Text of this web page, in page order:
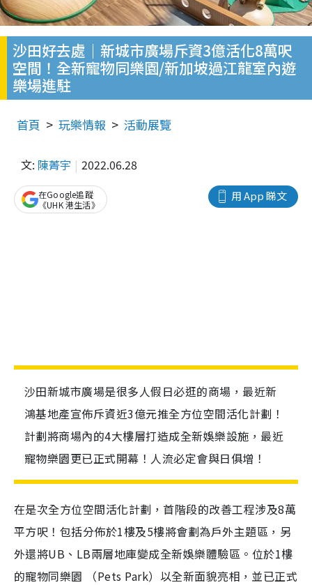
沙田好去處｜新城市廣場斥資3億活化8萬呎
空間！全新寵物同樂園/新加坡過江龍室內遊
樂場進駐
首頁 玩樂情報 活動展覽
文: 陳菁宇 2022.06.28
用 App 睇文
在Google追蹤
《UHK 港生活》
沙田新城市廣場是很多人假日必逛的商場，最近新
鴻基地產宣佈斥資近3億元推全方位空間活化計劃！
計劃將商場內的4大樓層打造成全新娛樂設施，最近
寵物樂園更已正式開幕！人流必定會與日俱增！
在是次全方位空間活化計劃，首階段的改善工程涉及8萬
平方呎！包括分佈於1樓及5樓將會劃為戶外主題區，另
外還將UB、LB兩層地庫變成全新娛樂體驗區。位於1樓
的寵物同樂園 （Pets Park）以全新面貌亮相，並已正式